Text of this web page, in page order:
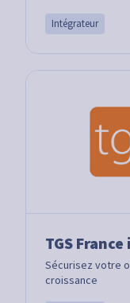
Intégrateur
TGS
Sécurisez votre
croissance